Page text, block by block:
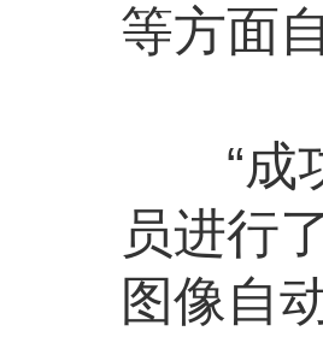
等方面
“成功
员进行
图像自